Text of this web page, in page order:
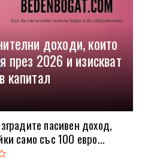
доходи, които
през 2026 и изискват
капитал
пасивен доход,
само със 100 евро...